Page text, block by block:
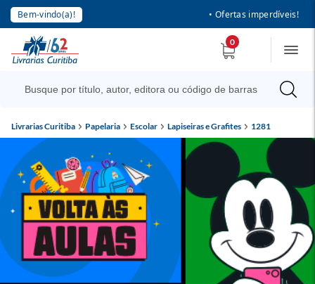
Bem-vindo(a)! • Ofertas imperdíveis!
0
Livrarias Curitiba Papelaria Escolar Lapiseiras e Grafites 1281